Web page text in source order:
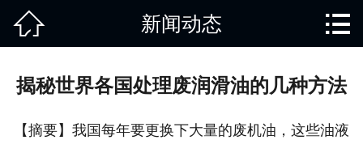
 新闻动态 
揭秘世界各国处理废润滑油的几种方法
【摘要】我国每年要更换下大量的废机油，这些油液